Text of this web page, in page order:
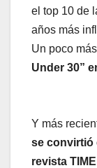
el top 10 de
años más
Un poco
Under 30”
Y más
se convirtió
revista TIME